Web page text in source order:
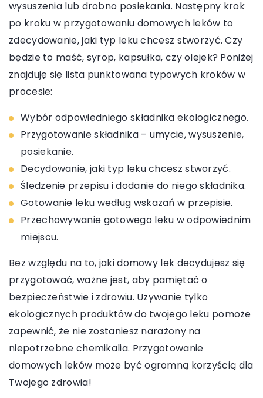
wysuszenia lub drobno posiekania. Następny krok
po kroku w przygotowaniu domowych leków to
zdecydowanie, jaki typ leku chcesz stworzyć. Czy
będzie to maść, syrop, kapsułka, czy olejek? Poniżej
znajduję się lista punktowana typowych kroków w
procesie:
Wybór odpowiedniego składnika ekologicznego.
Przygotowanie składnika – umycie, wysuszenie,
posiekanie.
Decydowanie, jaki typ leku chcesz stworzyć.
Śledzenie przepisu i dodanie do niego składnika.
Gotowanie leku według wskazań w przepisie.
Przechowywanie gotowego leku w odpowiednim
miejscu.
Bez względu na to, jaki domowy lek decydujesz się
przygotować, ważne jest, aby pamiętać o
bezpieczeństwie i zdrowiu. Używanie tylko
ekologicznych produktów do twojego leku pomoże
zapewnić, że nie zostaniesz narażony na
niepotrzebne chemikalia. Przygotowanie
domowych leków może być ogromną korzyścią dla
Twojego zdrowia!